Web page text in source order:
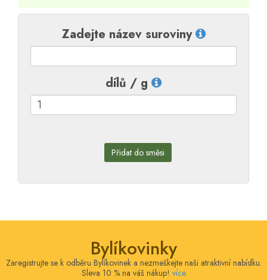
Zadejte název suroviny
dílů / g
Přidat do směsi
Bylíkovinky
Zaregistrujte se k odběru Bylíkovinek a nezmeškejte naši atraktivní nabídku.
Sleva 10 % na váš nákup! více